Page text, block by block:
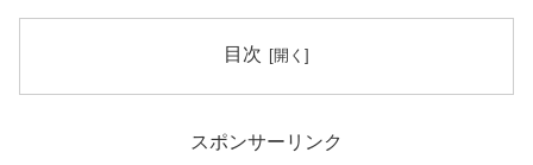
目次
スポンサーリンク